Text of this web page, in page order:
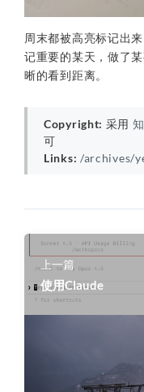
周末都被高亮标记出
记重要的某天，做了
晰的看到距离。
Copyright: 采用
可
Links: /archives/
上一篇
使用Claude